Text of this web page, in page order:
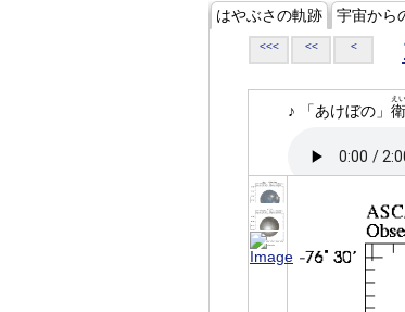
はやぶさの軌跡 宇宙から
<<< << <
♪ 「あけぼの」
え